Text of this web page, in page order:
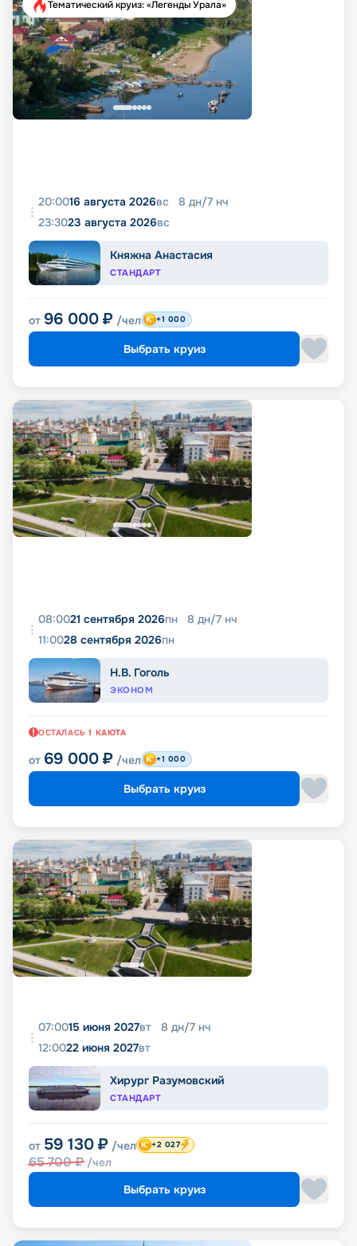
Тематический круиз: «Легенды Урала»
20:0016 августа 2026вс 8 дн/7 нч
23:3023 августа 2026вс
Княжна Анастасия
СТАНДАРТ
от 96 000 ₽ /чел +1 000
Выбрать круиз
08:0021 сентября 2026пн 8 дн/7 нч
11:0028 сентября 2026пн
Н.В. Гоголь
ЭКОНОМ
ОСТАЛАСЬ 1 КАЮТА
от 69 000 ₽ /чел +1 000
Выбрать круиз
07:0015 июня 2027вт 8 дн/7 нч
12:0022 июня 2027вт
Хирург Разумовский
СТАНДАРТ
от 59 130 ₽ /чел
65 700₽ /чел
+2 027
Выбрать круиз